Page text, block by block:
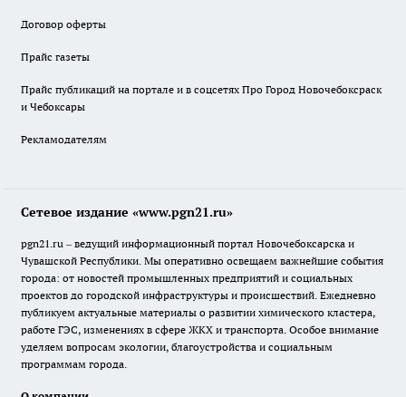
Договор оферты
Прайс газеты
Прайс публикаций на портале и в соцсетях Про Город Новочебоксраск
и Чебоксары
Рекламодателям
Сетевое издание «www.pgn21.ru»
pgn21.ru – ведущий информационный портал Новочебоксарска и
Чувашской Республики. Мы оперативно освещаем важнейшие события
города: от новостей промышленных предприятий и социальных
проектов до городской инфраструктуры и происшествий. Ежедневно
публикуем актуальные материалы о развитии химического кластера,
работе ГЭС, изменениях в сфере ЖКХ и транспорта. Особое внимание
уделяем вопросам экологии, благоустройства и социальным
программам города.